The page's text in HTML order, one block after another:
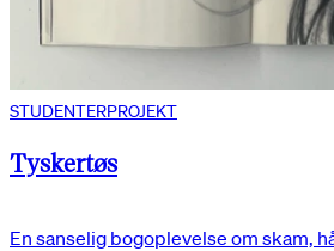
STUDENTERPROJEKT
Tyskertøs
En sanselig bogoplevelse om skam,